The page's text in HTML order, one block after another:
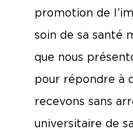
promotion de
soin de sa santé
que nous
pour répondre à
recevons sans
universitaire de